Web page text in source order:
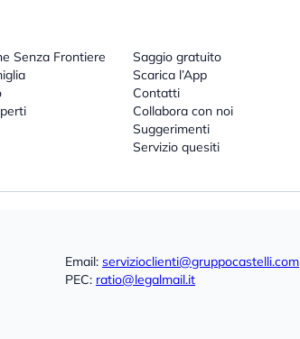
Senza Frontiere
Saggio gratuito
Scarica l’App
Contatti
Collabora con noi
Suggerimenti
Servizio quesiti
Email: servizioclienti@gruppocastelli.com
PEC: ratio@legalmail.it